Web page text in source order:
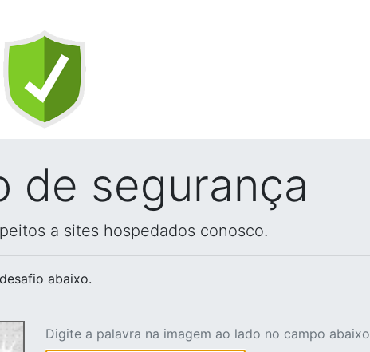
de segurança
a sites hospedados conosco.
abaixo.
Digite a palavra na imagem ao lado no campo abaixo